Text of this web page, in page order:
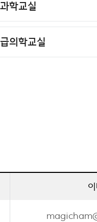
학교실
의학교실